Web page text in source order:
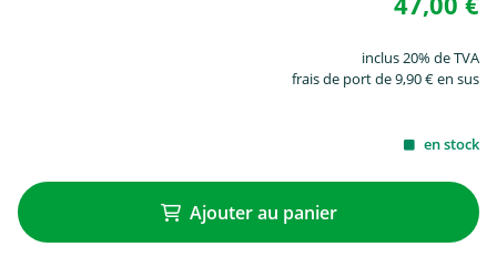
inclus 20% de TVA
frais de port de 9,90 € en sus
en stock
Ajouter au panier